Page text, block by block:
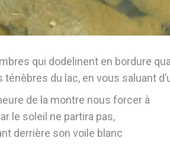
qui dodelinent en bordure
du lac, en vous saluant
de la montre nous forcer à
le soleil ne partira pas,
derrière son voile blanc